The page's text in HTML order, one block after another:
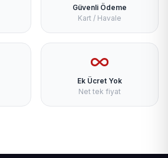
Güvenli Ödeme
Kart / Havale
Ek Ücret Yok
Net tek fiyat